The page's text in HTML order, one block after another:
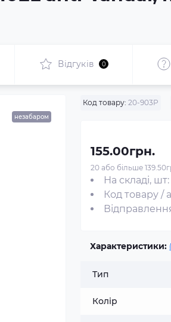
Відгуків 0
незабаром
Код товару: 20-903P
155.00грн.
20 або більше
На складі,
Код товару /
Характеристики:
Тип
Колір